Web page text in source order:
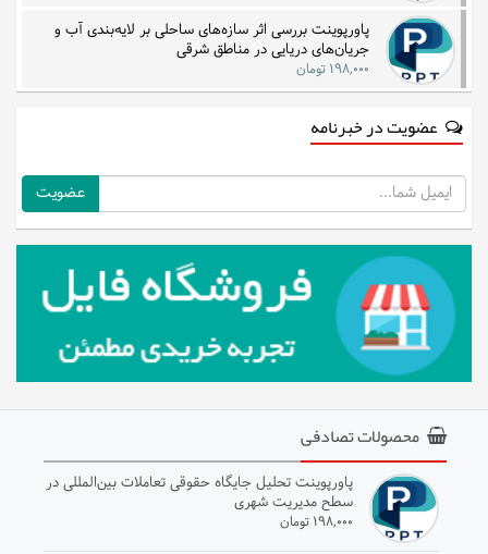
پاورپوینت بررسی اثر سازه‌های ساحلی بر لایه‌بندی آب و
جریان‌های دریایی در مناطق شرقی
۱۹۸,۰۰۰ تومان
عضویت در خبرنامه
ایمیل
محصولات تصادفی
پاورپوینت تحلیل جایگاه حقوقی تعاملات بین‌المللی در
سطح مدیریت شهری
۱۹۸,۰۰۰ تومان